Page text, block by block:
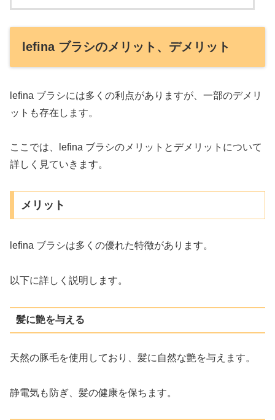
lefina ブラシのメリット、デメリット
lefina ブラシには多くの利点がありますが、一部のデメリ
ットも存在します。
ここでは、lefina ブラシのメリットとデメリットについて
詳しく見ていきます。
メリット
lefina ブラシは多くの優れた特徴があります。
以下に詳しく説明します。
髪に艶を与える
天然の豚毛を使用しており、髪に自然な艶を与えます。
静電気も防ぎ、髪の健康を保ちます。